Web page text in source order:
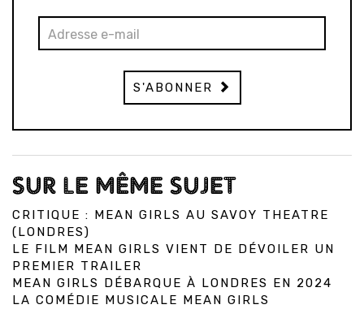
S'ABONNER
SUR LE MÊME SUJET
CRITIQUE : MEAN GIRLS AU SAVOY THEATRE
(LONDRES)
LE FILM MEAN GIRLS VIENT DE DÉVOILER UN
PREMIER TRAILER
MEAN GIRLS DÉBARQUE À LONDRES EN 2024
LA COMÉDIE MUSICALE MEAN GIRLS